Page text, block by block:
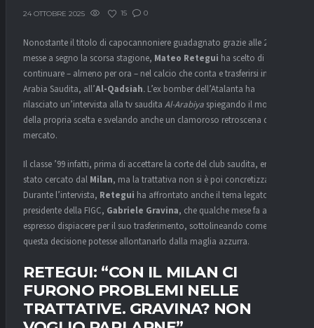
24 OTTOBRE 2025 15 0
Nonostante il titolo di capocannoniere guadagnato grazie alle 25 reti
messe a segno la scorsa stagione, Mateo Retegui ha scelto di non
continuare – almeno per ora – nel calcio che conta e trasferirsi in
Arabia Saudita, all’Al-Qadsiah. L’ex bomber dell’Atalanta ha
rilasciato un’intervista alla tv saudita Al-Arabiya spiegando il motivo
della propria scelta e svelando anche un clamoroso retroscena di
mercato.
Il classe ’99 infatti, prima di accettare la corte del club saudita, era
stato cercato dal Milan, ma la trattativa non si è poi concretizzata.
Durante l’intervista, Retegui ha affrontato anche il tema legato al
presidente della FIGC, Gabriele Gravina, che qualche mese fa aveva
espresso dispiacere per il suo trasferimento, sottolineando come
questa decisione potesse allontanarlo dalla maglia azzurra.
RETEGUI: “CON IL MILAN CI
FURONO PROBLEMI NELLE
TRATTATIVE. GRAVINA? NON